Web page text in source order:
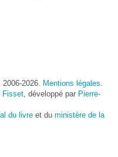
2026. Mentions légales.
Fisset, développé par Pierre-
du livre et du ministère de la